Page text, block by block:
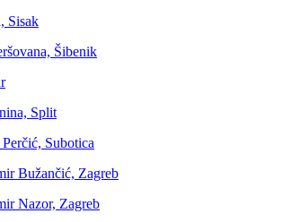
Sisak
Šibenik
Split
Subotica
Bužančić, Zagreb
Nazor, Zagreb